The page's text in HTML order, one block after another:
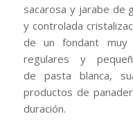
sacarosa y jarabe de
y controlada
de un fondant muy
regulares y
de pasta blanca,
productos de
duración.